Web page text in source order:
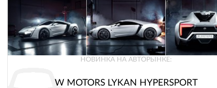
НОВИНКА НА АВТОРЫНКЕ:
W MOTORS LYKAN HYPERSPORT